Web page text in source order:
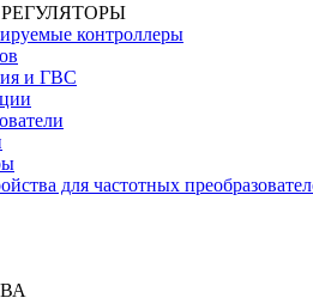
контроллеры
и ГВС
для частотных